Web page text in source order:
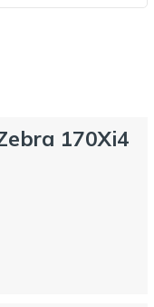
170Xi4